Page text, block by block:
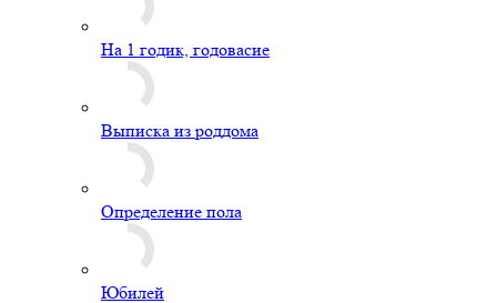
На 1 годик, годовасие
Выписка из роддома
Определение пола
Юбилей